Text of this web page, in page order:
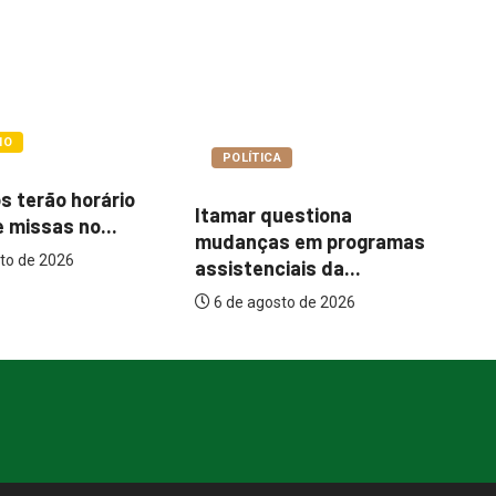
em programas
da...
COTIDIANO
Abordagem social à
população em situação
de...
6 de agosto de 2026